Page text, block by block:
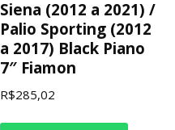
Siena (2012 a 2021) /
Palio Sporting (2012
a 2017) Black Piano
7″ Fiamon
R$285,02